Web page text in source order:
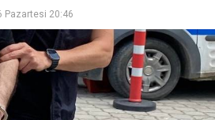
Pazartesi 20:46